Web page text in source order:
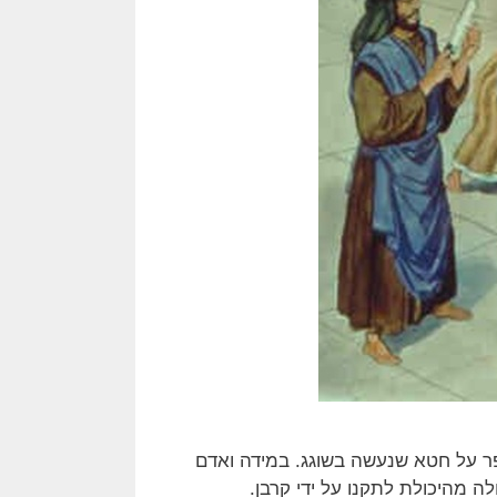
על חטא שנעשה בשוגג. במידה ואדם
מהיכולת לתקנו על ידי קרבן.